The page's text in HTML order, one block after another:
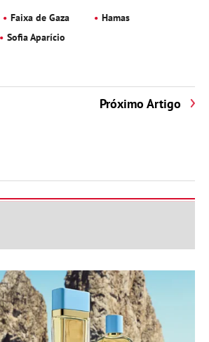
Faixa de Gaza
Hamas
Sofia Aparício
Próximo Artigo